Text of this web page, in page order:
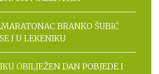
BRANKO ŠUBIĆ
I U LEKENIKU
OBILJEŽEN DAN POBJEDE I